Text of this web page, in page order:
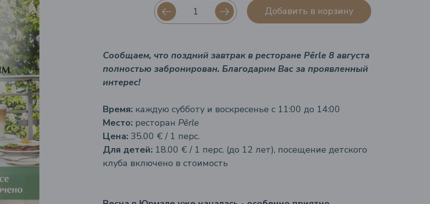
Добавить в корзину
Сообщаем, что поздний завтрак в ресторане Pērle 8 августа
полностью забронирован. Благодарим Вас за проявленный
интерес!
Время: каждую субботу и воскресенье с 11:00 до 14:00
Место: ресторан Pērle
Цена: 35.00 € / 1 перс.
Для детей: 18.00 € / 1 перс. (до 12 лет), посещение детского
клуба включено в стоимость